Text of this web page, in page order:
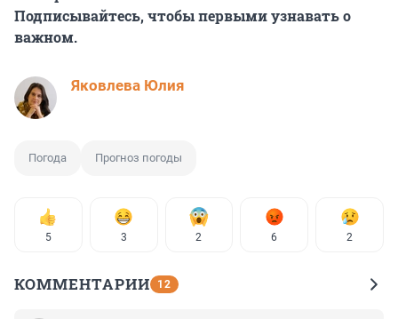
Подписывайтесь, чтобы первыми узнавать о
важном.
Яковлева Юлия
Погода Прогноз погоды
5 3 2 6 2
КОММЕНТАРИИ 12